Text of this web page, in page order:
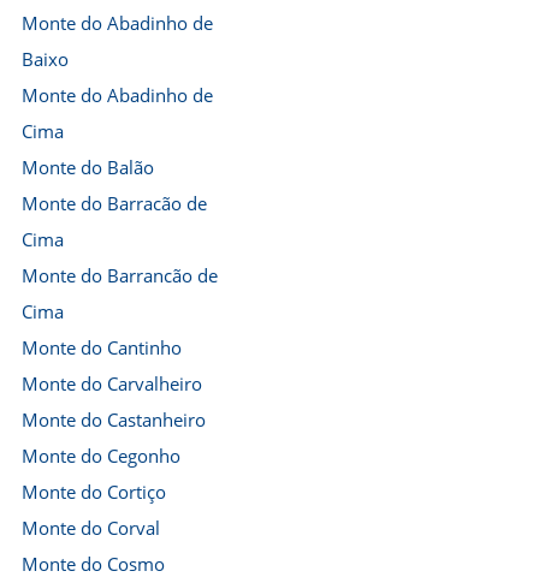
Monte do Abadinho de
Baixo
Monte do Abadinho de
Cima
Monte do Balão
Monte do Barracão de
Cima
Monte do Barrancão de
Cima
Monte do Cantinho
Monte do Carvalheiro
Monte do Castanheiro
Monte do Cegonho
Monte do Cortiço
Monte do Corval
Monte do Cosmo